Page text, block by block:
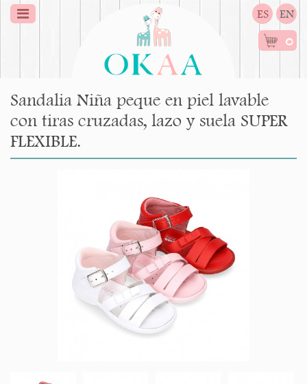
ES EN
0
Sandalia Niña peque en piel lavable
con tiras cruzadas, lazo y suela SUPER
FLEXIBLE.